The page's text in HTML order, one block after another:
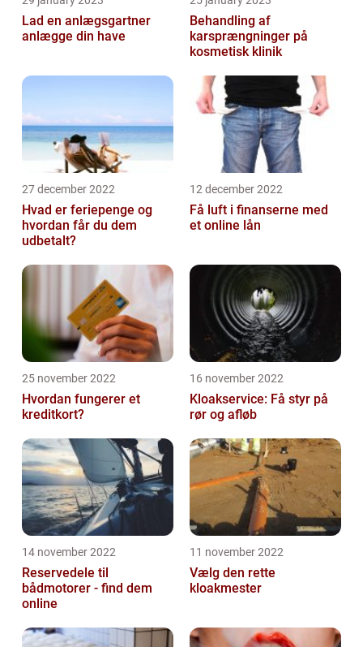
Lad en anlægsgartner
anlægge din have
Behandling af
karsprængninger på
kosmetisk klinik
27 december 2022
Hvad er feriepenge og
hvordan får du dem
udbetalt?
12 december 2022
Få luft i finanserne med
et online lån
25 november 2022
Hvordan fungerer et
kreditkort?
16 november 2022
Kloakservice: Få styr på
rør og afløb
14 november 2022
Reservedele til
bådmotorer - find dem
online
11 november 2022
Vælg den rette
kloakmester